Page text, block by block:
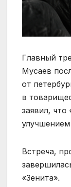
Главный
Мусаев
от
в
заявил,
Встреча,
«Зенита».